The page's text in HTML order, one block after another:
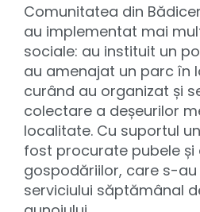
Comunitatea din
au implementat mai
sociale: au instituit un
au amenajat un parc în
curând au organizat și
colectare a deșeurilor
localitate. Cu suportul
fost procurate pubele și
gospodăriilor, care s-au
serviciului săptămânal